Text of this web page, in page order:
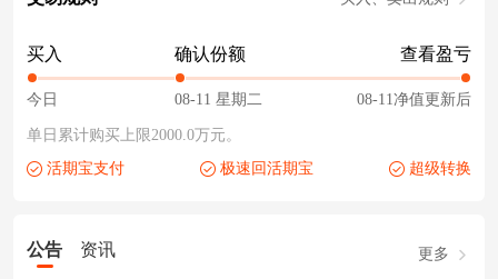
买入
今日
确认份额
08-11 星期二
查看盈亏
08-11净值更新后
单日累计购买上限2000.0万元。
活期宝支付
极速回活期宝 超级转换
公告 资讯 更多